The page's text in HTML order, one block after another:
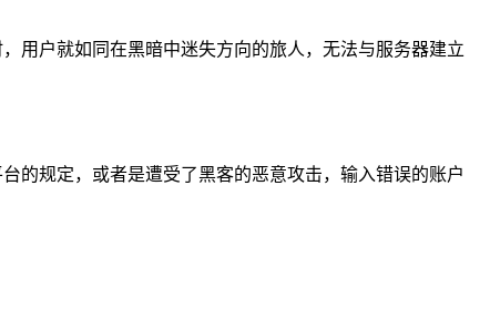
用户就如同在黑暗中迷失方向的旅人，无法与服务器建立
的规定，或者是遭受了黑客的恶意攻击，输入错误的账户